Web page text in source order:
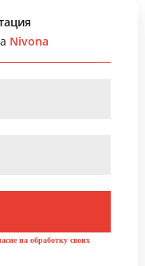
Nivona
на обработку своих